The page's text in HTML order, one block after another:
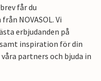
får du
NOVASOL. Vi
erbjudanden på
inspiration för din
partners och bjuda in